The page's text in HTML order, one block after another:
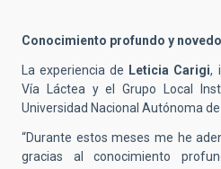
Conocimiento profundo y
La experiencia de Leticia Carigi,
Vía Láctea y el Grupo Local
Universidad Nacional Autónoma
“Durante estos meses me he
gracias al conocimiento